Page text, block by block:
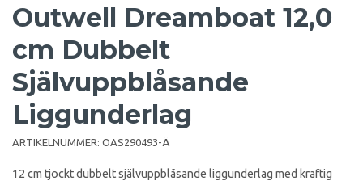
Outwell Dreamboat 12,0
cm Dubbelt
Självuppblåsande
Liggunderlag
ARTIKELNUMMER: OAS290493-Ä
12 cm tjockt dubbelt självuppblåsande liggunderlag med kraftig